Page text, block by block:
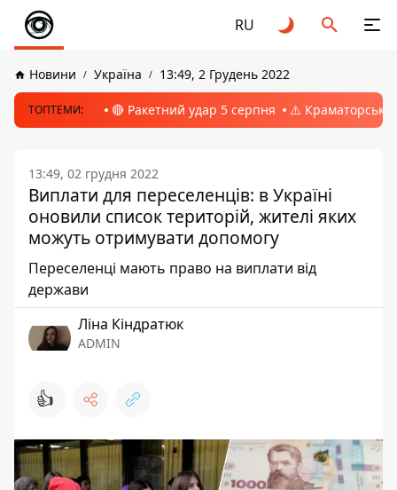
RU
Новини Україна 13:49, 2 Грудень 2022
ТОПТЕМИ: 🔴 Ракетний удар 5 серпня ⚠️ Краматорськ,
13:49, 02 грудня 2022
Виплати для переселенців: в Україні
оновили список територій, жителі яких
можуть отримувати допомогу
Переселенці мають право на виплати від
держави
Ліна Кіндратюк
ADMIN
👍